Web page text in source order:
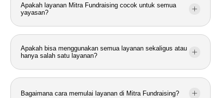
Apakah layanan Mitra Fundraising cocok untuk semua
yayasan?
Apakah bisa menggunakan semua layanan sekaligus atau
hanya salah satu layanan?
Bagaimana cara memulai layanan di Mitra Fundraising?